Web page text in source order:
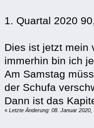
1. Quartal 2020
Dies ist jetzt mein
immerhin bin ich
Am Samstag
der Schufa
Dann ist das
« Letzte Änderung: 08. Januar 2020,